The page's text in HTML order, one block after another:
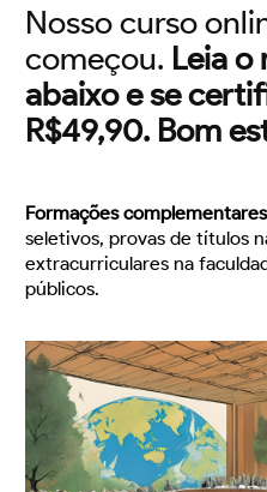
Nosso curso
começou. Leia o
abaixo e se
R$49,90. Bom
Formações complementares
seletivos, provas de títulos
extracurriculares na
públicos.